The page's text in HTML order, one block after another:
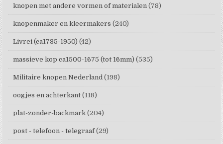
knopen met andere vormen of materialen (78)
knopenmaker en kleermakers (240)
Livrei (ca1735-1950) (42)
massieve kop ca1500-1675 (tot 16mm) (535)
Militaire knopen Nederland (198)
oogjes en achterkant (118)
plat-zonder-backmark (204)
post - telefoon - telegraaf (29)